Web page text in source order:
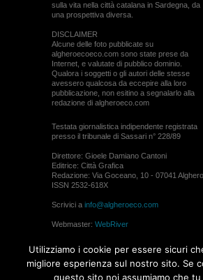
sulla vita nella città catalana in Sardegna, da
una prospettiva diversa.
DISCLAIMER
Alcune delle foto pubblicate su
algheroecoeco.com sono state prese da
Internet, e valutate di pubblico dominio.
Qualora i soggetti o gli autori delle stesse
avessero qualcosa da eccepire alla loro
pubblicazione, non esitino a segnalarlo alla
redazione di algheroeco.com
Testata giornalistica indipendente registrata
presso il tribunale di Sassari n° 228/89
Direttore: Gioele Damiano Cantoni
Editrice: Città Grafica
Redazione: Via Goceano, 10 - 07041 Alghero
ISSN 2532-618X
Scrivici a info@algheroeco.com
Webmaster: WebRiver
permesso di algheroeco.com
Utilizziamo i cookie per essere sicuri
migliore esperienza sul nostro sito. Se
questo sito noi assumiamo che